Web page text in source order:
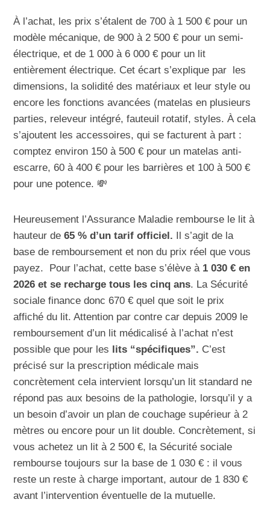
À l’achat, les prix s’étalent de 700 à 1 500 € pour un
modèle mécanique, de 900 à 2 500 € pour un semi-
électrique, et de 1 000 à 6 000 € pour un lit
entièrement électrique. Cet écart s’explique par les
dimensions, la solidité des matériaux et leur style ou
encore les fonctions avancées (matelas en plusieurs
parties, releveur intégré, fauteuil rotatif, styles. À cela
s’ajoutent les accessoires, qui se facturent à part :
comptez environ 150 à 500 € pour un matelas anti-
escarre, 60 à 400 € pour les barrières et 100 à 500 €
pour une potence. 💸
Heureusement l’Assurance Maladie rembourse le lit à
hauteur de65 % d’un tarif officiel. Il s’agit de la
base de remboursement et non du prix réel que vous
payez. Pour l’achat, cette base s’élève à 1 030 € en
2026 et se recharge tous les cinq ans. La Sécurité
sociale finance donc 670 € quel que soit le prix
affiché du lit. Attention par contre car depuis 2009 le
remboursement d’un lit médicalisé à l’achat n’est
possible que pour les
lits “spécifiques”. C’est
précisé sur la prescription médicale mais
concrètement cela intervient lorsqu’un lit standard ne
répond pas aux besoins de la pathologie, lorsqu’il y a
un besoin d’avoir un plan de couchage supérieur à 2
mètres ou encore pour un lit double. Concrètement, si
vous achetez un lit à 2 500 €, la Sécurité sociale
rembourse toujours sur la base de 1 030 € : il vous
reste un reste à charge important, autour de 1 830 €
avant l’intervention éventuelle de la mutuelle.